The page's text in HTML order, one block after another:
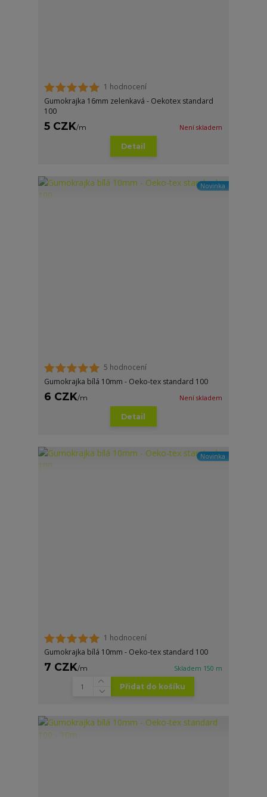
1 hodnocení
Gumokrajka 16mm zelenkavá - Oekotex standard
100
5 CZK/m Není skladem
Detail
Novinka
5 hodnocení
Gumokrajka bílá 10mm - Oeko-tex standard 100
6 CZK/m Není skladem
Detail
Novinka
1 hodnocení
Gumokrajka bílá 10mm - Oeko-tex standard 100
7 CZK/m Skladem 150 m
Přidat do košíku